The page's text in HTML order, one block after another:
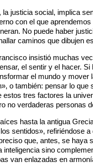
justicia social, implica
con el que
No puede haber
caminos que dibujen
insistió muchas
el sentir y el hacer.
el mundo y
o también: pensar lo
estos tres factores la
no verdaderas personas
hasta la antigua
sentidos», refiriéndose
que, antes, se
inteligencia sino
van enlazadas en